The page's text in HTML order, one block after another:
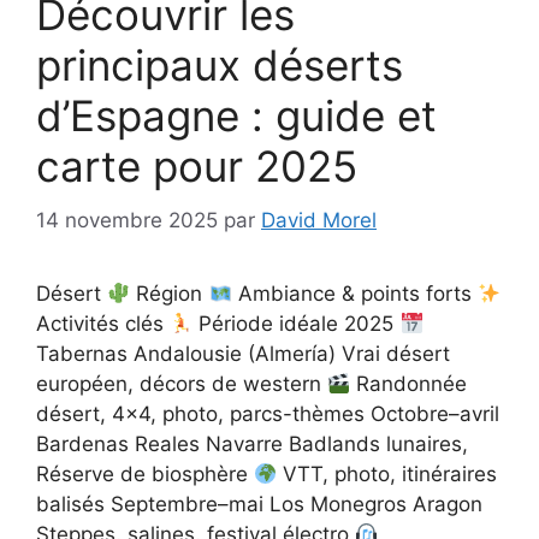
Découvrir les
principaux déserts
d’Espagne : guide et
carte pour 2025
14 novembre 2025 par David Morel
Désert Région
Ambiance & points forts
Activités clés
Période idéale 2025
Tabernas Andalousie (Almería) Vrai désert
européen, décors de western
Randonnée
désert, 4×4, photo, parcs-thèmes Octobre–avril
Bardenas Reales Navarre Badlands lunaires,
Réserve de biosphère
VTT, photo, itinéraires
balisés Septembre–mai Los Monegros Aragon
Steppes, salines, festival électro